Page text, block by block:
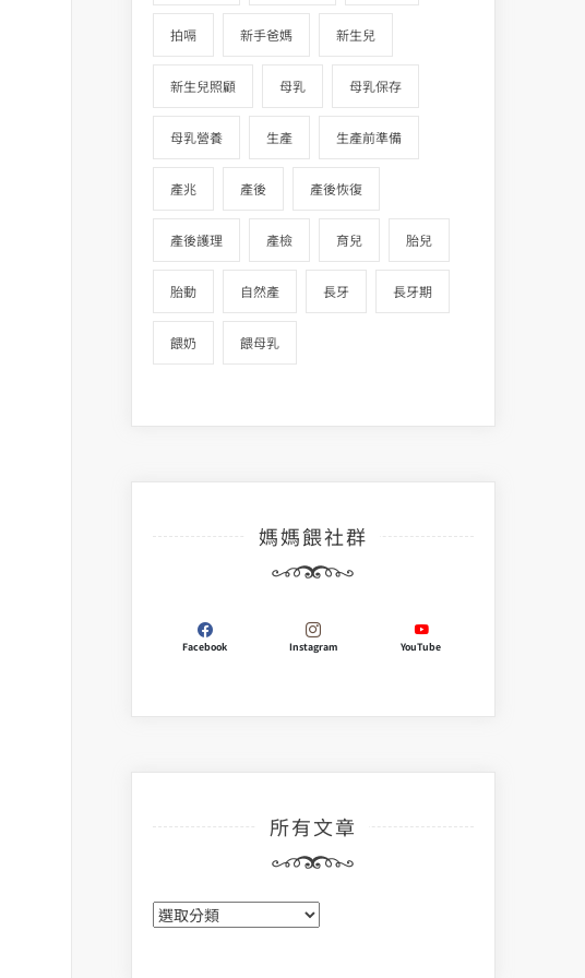
拍嗝 新手爸媽 新生兒
新生兒照顧 母乳 母乳保存
母乳營養 生產 生產前準備
產兆 產後 產後恢復
產後護理 產檢 育兒 胎兒
胎動 自然產 長牙 長牙期
餵奶 餵母乳
媽媽餵社群
Facebook Instagram YouTube
所有文章
所
有